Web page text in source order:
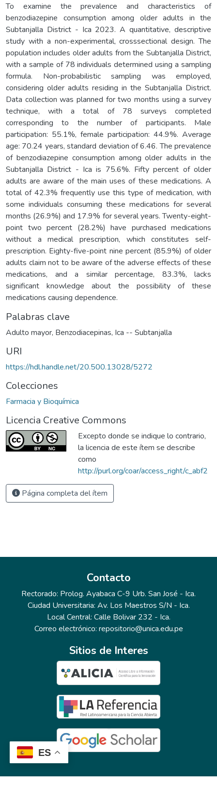
ES
To examine the prevalence and characteristics of
benzodiazepine consumption among older adults in the
Subtanjalla District - Ica 2023. A quantitative, descriptive
study with a non-experimental, crosssectional design. The
population includes older adults from the Subtanjalla District,
with a sample of 78 individuals determined using a sampling
formula. Non-probabilistic sampling was employed,
considering older adults residing in the Subtanjalla District.
Data collection was planned for two months using a survey
technique, with a total of 78 surveys completed
corresponding to the number of participants. Male
participation: 55.1%, female participation: 44.9%. Average
age: 70.24 years, standard deviation of 6.46. The prevalence
of benzodiazepine consumption among older adults in the
Subtanjalla District - Ica is 75.6%. Fifty percent of older
adults are aware of the main uses of these medications. A
total of 42.3% frequently use this type of medication, with
some individuals consuming these medications for several
months (26.9%) and 17.9% for several years. Twenty-eight-
point two percent (28.2%) have purchased medications
without a medical prescription, which constitutes self-
prescription. Eighty-five-point nine percent (85.9%) of older
adults claim not to be aware of the adverse effects of these
medications, and a similar percentage, 83.3%, lacks
significant knowledge about the possibility of these
medications causing dependence.
Palabras clave
Adulto mayor, Benzodiacepinas, Ica -- Subtanjalla
URI
https://hdl.handle.net/20.500.13028/5272
Colecciones
Farmacia y Bioquímica
Licencia Creative Commons
Excepto donde se indique lo contrario,
la licencia de este ítem se describe
como
http://purl.org/coar/access_right/c_abf2
Página completa del ítem
Contacto
Rectorado: Prolog. Ayabaca C-9 Urb. San José - Ica.
Ciudad Universitaria: Av. Los Maestros S/N - Ica.
Local Central: Calle Bolivar 232 - Ica.
Correo electrónico: repositorio@unica.edu.pe
Sitios de Interes